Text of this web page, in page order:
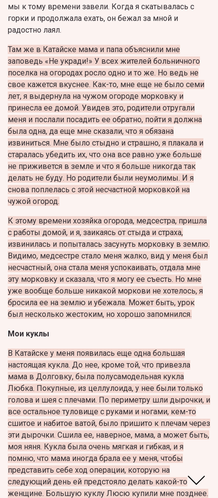
мы к тому времени завели. Когда я скатывалась с
горки и продолжала ехать, он бежал за мной и
радостно лаял.
Там же в Катайске мама и папа объяснили мне
заповедь «Не укради!» У всех жителей больничного
поселка на огородах росло одно и то же. Но ведь не
свое кажется вкуснее. Как-то, мне еще не было семи
лет, я выдернула на чужом огороде морковку и
принесла ее домой. Увидев это, родители отругали
меня и послали посадить ее обратно, пойти я должна
была одна, да еще мне сказали, что я обязана
извиниться. Мне было стыдно и страшно, я плакала и
старалась убедить их, что она все равно уже больше
не приживется в земле и что я больше никогда так
делать не буду. Но родители были неумолимы. И я
снова поплелась с этой несчастной морковкой на
чужой огород.
К этому времени хозяйка огорода, медсестра, пришла
с работы домой, и я, заикаясь от стыда и страха,
извинилась и попыталась засунуть морковку в землю.
Видимо, медсестре стало меня жалко, вид у меня был
несчастный, она стала меня успокаивать, отдала мне
эту морковку и сказала, что я могу ее съесть. Но мне
уже вообще больше никакой моркови не хотелось, я
бросила ее на землю и убежала. Может быть, урок
был несколько жестоким, но хорошо запомнился.
Мои куклы
В Катайске у меня появилась еще одна большая
настоящая кукла. До нее, кроме той, что привезла
мама в Долговку, была полусамодельная кукла
Любка. Покупные, из целлулоида, у нее были только
голова и шея с плечами. По периметру шли дырочки, и
все остальное туловище с руками и ногами, кем-то
сшитое и набитое ватой, было пришито к плечам через
эти дырочки. Сшила ее, наверное, мама, а может быть,
моя няня. Кукла была очень мягкая и гибкая, и я
помню, что мама иногда брала ее у меня, чтобы
представить себе ход операции, которую на
следующий день ей предстояло делать какой-то
женщине. Большую куклу Люсю купили мне позднее.